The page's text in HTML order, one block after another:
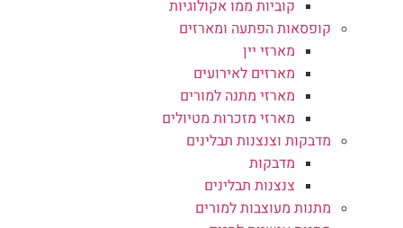
קוביות ממו אקולוגיות
קופסאות הפתעה ומארזים
מארזי יין
מארזים לאירועים
מארזי מתנה למורים
מארזי מזכרות מטיולים
מדבקות וצנצנות תבלינים
מדבקות
צנצנות תבלינים
מתנות מעוצבות למורים